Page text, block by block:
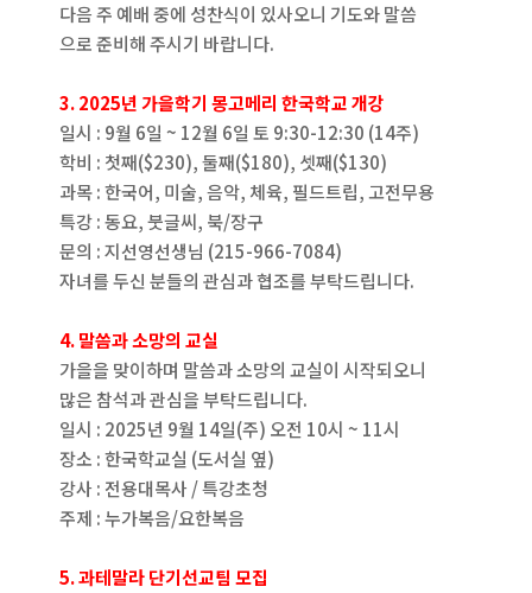
다음 주 예배 중에 성찬식이 있사오니 기도와 말씀
으로 준비해 주시기 바랍니다.
3. 2025년 가을학기 몽고메리 한국학교 개강
일시 : 9월 6일 ~ 12월 6일 토 9:30-12:30 (14주)
학비 : 첫째($230), 둘째($180), 셋째($130)
과목 : 한국어, 미술, 음악, 체육, 필드트립, 고전무용
특강 : 동요, 붓글씨, 북/장구
문의 : 지선영선생님 (215-966-7084)
자녀를 두신 분들의 관심과 협조를 부탁드립니다.
4. 말씀과 소망의 교실
가을을 맞이하며 말씀과 소망의 교실이 시작되오니
많은 참석과 관심을 부탁드립니다.
일시 : 2025년 9월 14일(주) 오전 10시 ~ 11시
장소 : 한국학교실 (도서실 옆)
강사 : 전용대목사 / 특강초청
주제 : 누가복음/요한복음
5. 과테말라 단기선교팀 모집